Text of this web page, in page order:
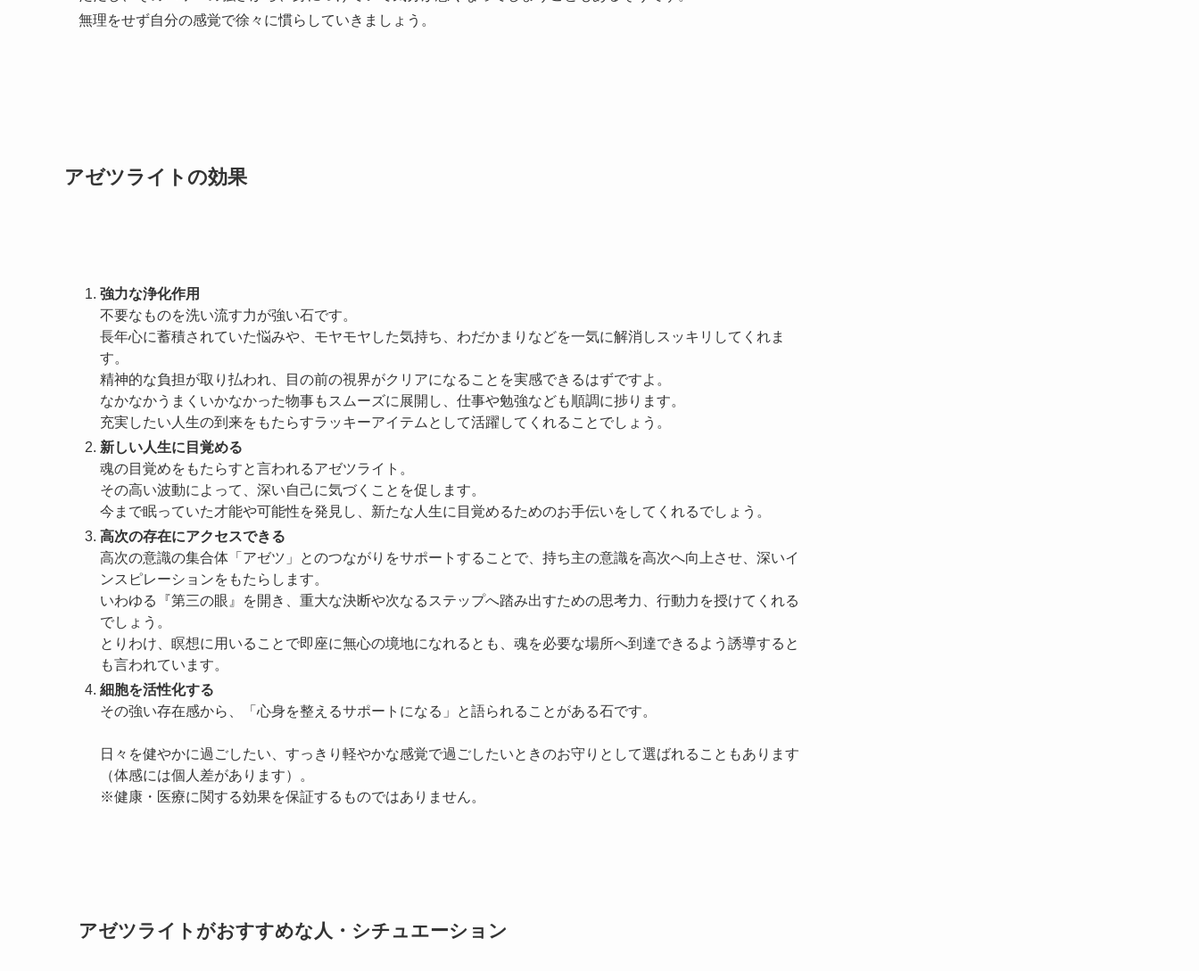
無理をせず自分の感覚で徐々に慣らしていきましょう。
アゼツライトの効果
強力な浄化作用
不要なものを洗い流す力が強い石です。
長年心に蓄積されていた悩みや、モヤモヤした気持ち、わだかまりなどを一気に解消しスッキリしてくれま
す。
精神的な負担が取り払われ、目の前の視界がクリアになることを実感できるはずですよ。
なかなかうまくいかなかった物事もスムーズに展開し、仕事や勉強なども順調に捗ります。
充実したい人生の到来をもたらすラッキーアイテムとして活躍してくれることでしょう。
新しい人生に目覚める
魂の目覚めをもたらすと言われるアゼツライト。
その高い波動によって、深い自己に気づくことを促します。
今まで眠っていた才能や可能性を発見し、新たな人生に目覚めるためのお手伝いをしてくれるでしょう。
高次の存在にアクセスできる
高次の意識の集合体「アゼツ」とのつながりをサポートすることで、持ち主の意識を高次へ向上させ、深いイ
ンスピレーションをもたらします。
いわゆる『第三の眼』を開き、重大な決断や次なるステップへ踏み出すための思考力、行動力を授けてくれる
でしょう。
とりわけ、瞑想に用いることで即座に無心の境地になれるとも、魂を必要な場所へ到達できるよう誘導すると
も言われています。
細胞を活性化する
その強い存在感から、「心身を整えるサポートになる」と語られることがある石です。
日々を健やかに過ごしたい、すっきり軽やかな感覚で過ごしたいときのお守りとして選ばれることもあります
（体感には個人差があります）。
※健康・医療に関する効果を保証するものではありません。
アゼツライトがおすすめな人・シチュエーション